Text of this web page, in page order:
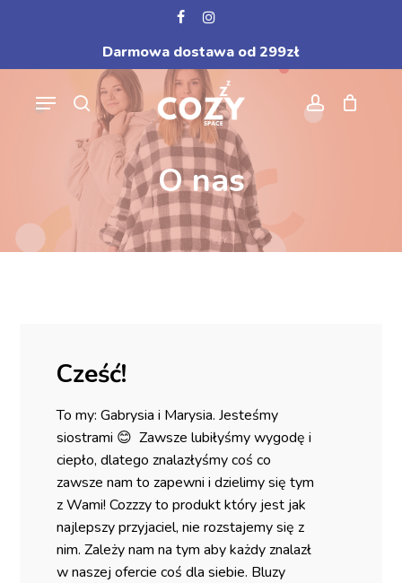
facebookinstagram
Darmowa dostawa od 299zł
search account
Menu
O nas
Cześć!
To my: Gabrysia i Marysia. Jesteśmy
siostrami 😊 Zawsze lubiłyśmy wygodę i
ciepło, dlatego znalazłyśmy coś co
zawsze nam to zapewni i dzielimy się tym
z Wami! Cozzzy to produkt który jest jak
najlepszy przyjaciel, nie rozstajemy się z
nim. Zależy nam na tym aby każdy znalazł
w naszej ofercie coś dla siebie. Bluzy